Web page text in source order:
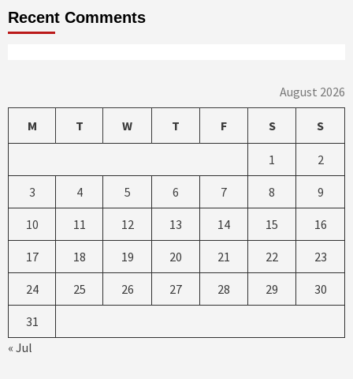
Recent Comments
August 2026
M T W T F S S
1 2
3 4 5 6 7 8 9
10 11 12 13 14 15 16
17 18 19 20 21 22 23
24 25 26 27 28 29 30
31
« Jul